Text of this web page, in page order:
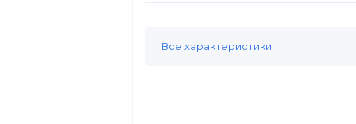
Все характеристики